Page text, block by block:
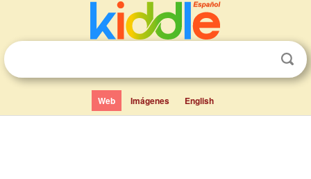
Web Imágenes English